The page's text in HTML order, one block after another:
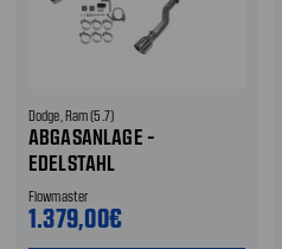
Dodge, Ram (5.7)
ABGASANLAGE -
EDELSTAHL
Flowmaster
1.379,00€